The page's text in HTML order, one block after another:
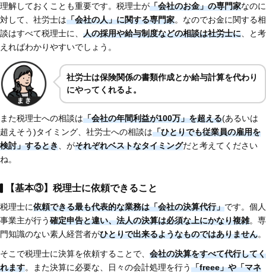
理解しておくことも重要です。税理士が「会社のお金」の専門家なのに
対して、社労士は「会社の人」に関する専門家。なのでお金に関する相
談はすべて税理士に、 人の採用や給与制度などの相談は社労士に 、と考
えればわかりやすいでしょう。
社労士は保険関係の書類作成とか給与計算を代わり
にやってくれるよ。
また税理士への相談は「会社の年間利益が100万」を超える(あるいは
超えそう)タイミング、社労士への相談は「ひとりでも従業員の雇用を
検討」するとき 、がそれぞれベストなタイミングだと考えてください
ね。
【基本③】税理士に依頼できること
税理士に依頼できる最も代表的な業務は「会社の決算代行」です。個人
事業主が行う確定申告と違い、法人の決算は必須な上にかなり複雑。専
門知識のない素人経営者がひとりで出来るようなものではありません。
そこで税理士に決算を依頼することで、 会社の決算をすべて代行してく
れます。また決算に必要な、日々の会計処理を行う「freee」や「マネ